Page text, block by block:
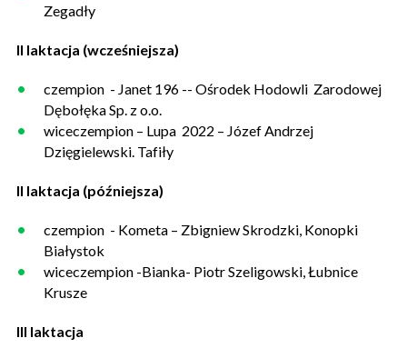
Zegadły
II laktacja (wcześniejsza)
czempion - Janet 196 -- Ośrodek Hodowli Zarodowej
Dębołęka Sp. z o.o.
wiceczempion – Lupa 2022 – Józef Andrzej
Dzięgielewski. Tafiły
II laktacja (późniejsza)
czempion - Kometa – Zbigniew Skrodzki, Konopki
Białystok
wiceczempion -Bianka- Piotr Szeligowski, Łubnice
Krusze
III laktacja